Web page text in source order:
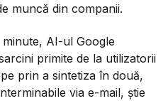
muncă din companii.
AI-ul Google
primite de la utilizatorii
prin a sintetiza în două,
via e-mail, știe